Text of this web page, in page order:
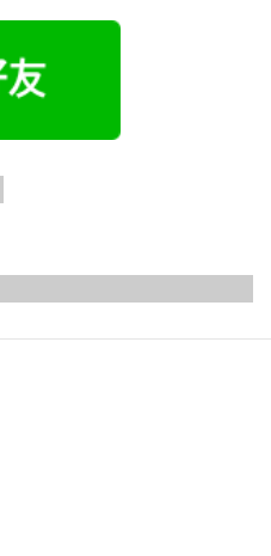
吸上的應用
2024/10/19-20
主題五: 面口部
2024/11/23-24